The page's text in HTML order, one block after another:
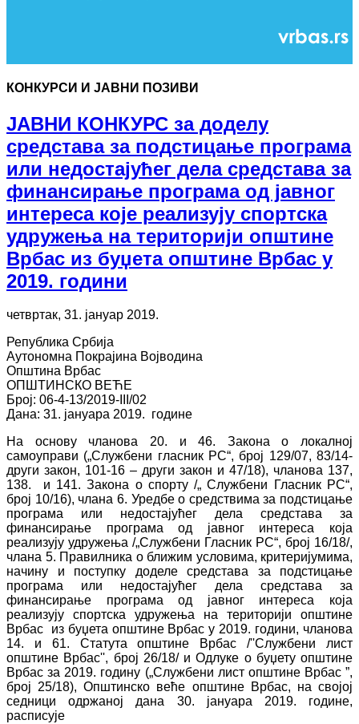
КОНКУРСИ И ЈАВНИ ПОЗИВИ
ЈАВНИ КОНКУРС за доделу
средстава за подстицање програма
или недостајућег дела средстава за
финансирање програма од јавног
интереса које реализују спортска
удружења на територији општине
Врбас из буџета општине Врбас у
2019. години
четвртак, 31. јануар 2019.
Република Србија
Аутономна Покрајина Војводина
Општина Врбас
ОПШТИНСКО ВЕЋЕ
Број: 06-4-13/2019-III/02
Дана: 31. јануара 2019. године
На основу чланова 20. и 46. Закона о локалној
самоуправи („Службени гласник РС“, број 129/07, 83/14-
други закон, 101-16 – други закон и 47/18), чланова 137,
138. и 141. Закона о спорту /„ Службени Гласник РС“,
брoj 10/16), члана 6. Уредбе о средствима за подстицање
програма или недостајућег дела средстава за
финансирање програма од јавног интереса која
реализују удружења /„Службени Гласник РС“, број 16/18/,
члана 5. Правилника о ближим условима, критеријумима,
начину и поступку доделе средстава за подстицање
програма или недостајућег дела средстава за
финансирање програма од јавног интереса која
реализују спортска удружења на територији општине
Врбас из буџета општине Врбас у 2019. години, чланова
14. и 61. Статута општине Врбас /''Службени лист
општине Врбас'', број 26/18/ и Одлуке о буџету општине
Врбас за 2019. годину („Службени лист општине Врбас ”,
број 25/18), Општинско веће општине Врбас, на својој
седници одржаној дана 30. јануара 2019. године,
расписује